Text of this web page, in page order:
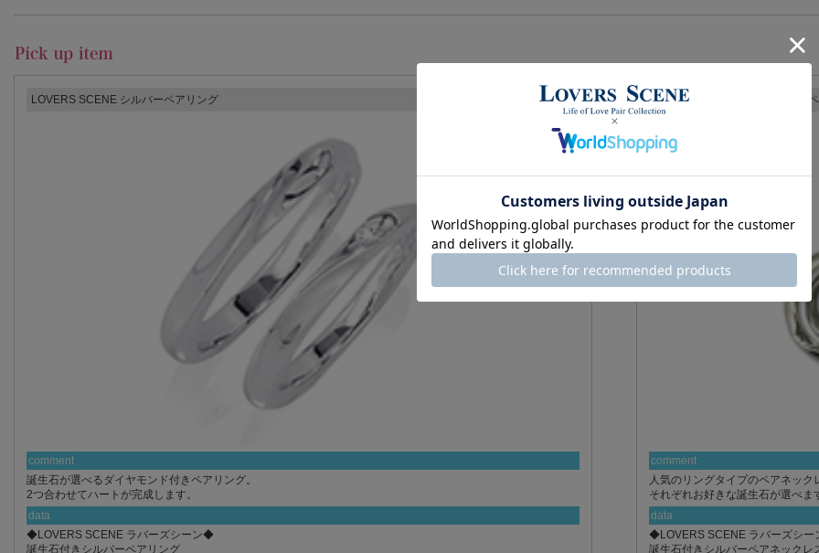
LOVERS SCENE シルバーペアリング
comment
誕生石が選べるダイヤモンド付きペアリング。
2つ合わせてハートが完成します。
data
◆LOVERS SCENE ラバーズシーン◆
誕生石付きシルバーペアリング
LOVERS SCENE シルバーペア
comment
人気のリングタイプのペアネック
それぞれお好きな誕生石が選べま
data
◆LOVERS SCENE ラバーズシ
誕生石付きシルバーペアネックレ